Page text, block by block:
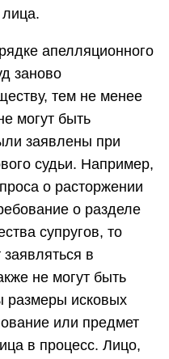
апелляционного
заново
тем не менее
могут быть
заявлены при
судьи. Например,
о расторжении
о разделе
супругов, то
в
не могут быть
размеры исковых
или предмет
в процесс. Лицо,